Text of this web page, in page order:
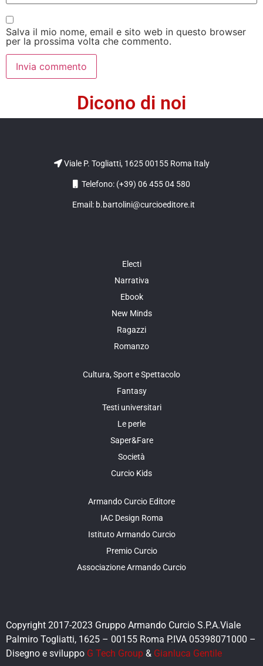
Salva il mio nome, email e sito web in questo browser
per la prossima volta che commento.
Dicono di noi
Viale P. Togliatti, 1625 00155 Roma Italy
Telefono: (+39) 06 455 04 580
Email: b.bartolini@curcioeditore.it
Electi
Narrativa
Ebook
New Minds
Ragazzi
Romanzo
Cultura, Sport e Spettacolo
Fantasy
Testi universitari
Le perle
Saper&Fare
Società
Curcio Kids
Armando Curcio Editore
IAC Design Roma
Istituto Armando Curcio
Premio Curcio
Associazione Armando Curcio
Copyright 2017-2023 Gruppo Armando Curcio S.P.A.Viale
Palmiro Togliatti, 1625 – 00155 Roma P.IVA 05398071000 –
Disegno e sviluppo G Tech Group & Gianluca Gentile